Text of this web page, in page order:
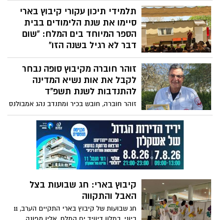
פגיעה כלשהי בעקבות המלחמה, מתוכם 19%
מהמשקים עצרו פעילות לחלוטין.
אבן הפינה לשכונת "השקמים" החדשה, בה
עתידים להבנות מן היסוד 52 בתים.
תלמידי תיכון עקורי קיבוץ בארי
סיימו את שנת הלימודים בבית
הספר המיוחד בים המלח: "שום
דבר לא רגיל בשנה הזו"
היום מסיימים תלמידי תיכון בכל הארץ את
שנת הלימודים. שנת הלימודים מסתיימת גם
עבור בני הנוער עקורי קיבוץ בארי, שלמדו
השנה בבית ספר מיוחד שהוקם עבור מפוני
זוהר חוברה מקיבוץ סופה נבחר
לקבל את אות נשיא המדינה
להתנדבות לשנת תשפ"ד
זוהר חוברה, חובש בכיר ומתנדב נהג אמבולנס
ממד"א אשכול, נבחר לקבל את אות נשיא
המדינה להתנדבות לשנת תשפ"ד. חוברה זכה
להוקרה על רוח ההתנדבות המרשימה שלו
ופעילותו לחיזוק חוסנו של העורף הישראלי
בשגרה ובחירום.
קיבוץ בארי: חג שבועות בצל
האבל והתקווה
חג שבועות של קיבוץ בארי התקיים הערב, 11